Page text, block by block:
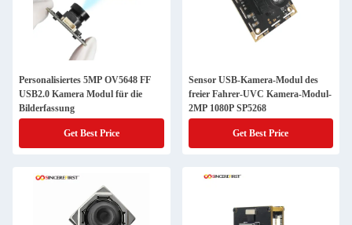
Personalisiertes 5MP OV5648 FF
USB2.0 Kamera Modul für die
Bilderfassung
Get Best Price
Sensor USB-Kamera-Modul des
freier Fahrer-UVC Kamera-Modul-
2MP 1080P SP5268
Get Best Price